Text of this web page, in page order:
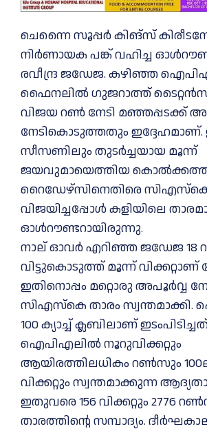
ചെന്നൈ സൂപ്പർ കിങ്‌സ്
നിർണായക പങ്ക് വഹിച്ച
രവീന്ദ്ര ജഡേജ. കഴിഞ്ഞ
ഫൈനലിൽ ഗുജറാത്ത്
വിജയ റൺ നേടി മഞ്ഞപ്പടക്ക്
നേടികൊടുത്തതും
സീസണിലും തുടർച്ചയായ മൂന്ന്
ജയവുമായെത്തിയ കൊൽക്കത്ത
റൈഡേഴ്‌സിനെതിരെ
വിജയിച്ചപ്പോൾ കളിയിലെ
ഓൾറൗണ്ടറായിരുന്നു.
നാല് ഓവർ എറിഞ്ഞ ജഡേജ 18
വിട്ടുകൊടുത്ത് മൂന്ന് വിക്കറ്റാണ്
ഇതിനൊപ്പം മറ്റൊരു അപൂർവ്വ
സിഎസ്‌കെ താരം
100 ക്യാച്ച് ക്ലബിലാണ്
ഐപിഎലിൽ നൂറുവിക്കറ്റും
ആയിരത്തിലധികം റൺസും
വിക്കറ്റും സ്വന്തമാക്കുന്ന
ഇതുവരെ 156 വിക്കറ്റും 2776
താരത്തിന്റെ സമ്പാദ്യം.